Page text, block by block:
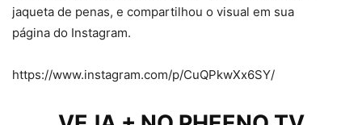
jaqueta de penas, e compartilhou o visual em sua
página do Instagram.
https://www.instagram.com/p/CuQPkwXx6SY/